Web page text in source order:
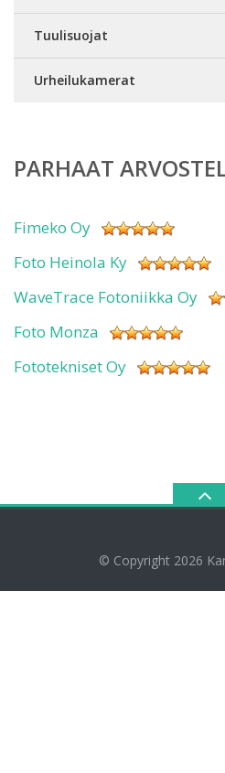
Tuulisuojat
Urheilukamerat
PARHAAT
Fimeko Oy
Foto Heinola Ky
WaveTrace Fotoniikka Oy
Foto Monza
Fototekniset Oy
© Copyright 2026